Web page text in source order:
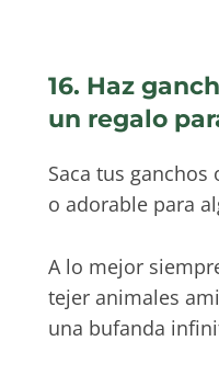
16. Haz
un regalo
Saca tus ganchos
o adorable para
A lo mejor
tejer animales
una bufanda